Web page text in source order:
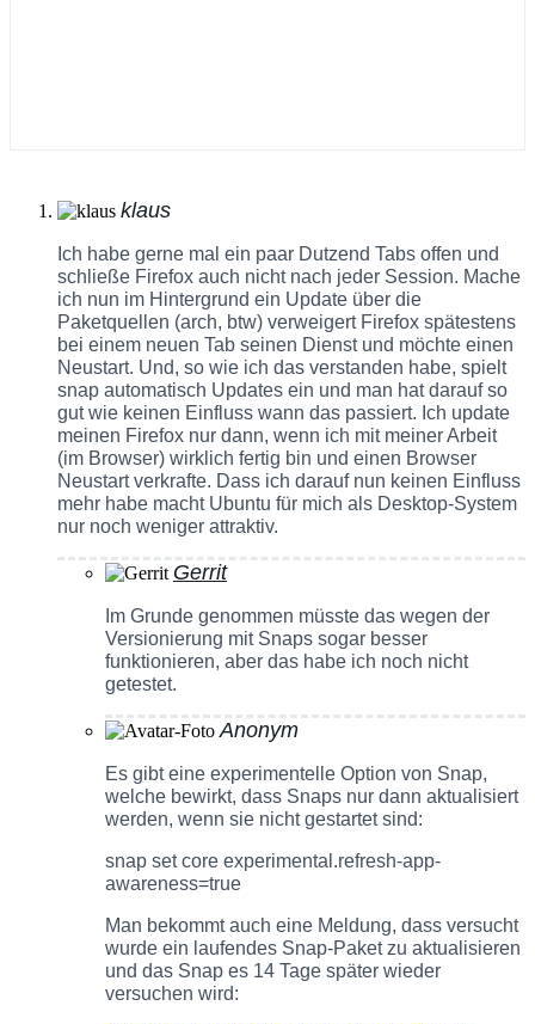
klaus
Ich habe gerne mal ein paar Dutzend Tabs offen und
schließe Firefox auch nicht nach jeder Session. Mache
ich nun im Hintergrund ein Update über die
Paketquellen (arch, btw) verweigert Firefox spätestens
bei einem neuen Tab seinen Dienst und möchte einen
Neustart. Und, so wie ich das verstanden habe, spielt
snap automatisch Updates ein und man hat darauf so
gut wie keinen Einfluss wann das passiert. Ich update
meinen Firefox nur dann, wenn ich mit meiner Arbeit
(im Browser) wirklich fertig bin und einen Browser
Neustart verkrafte. Dass ich darauf nun keinen Einfluss
mehr habe macht Ubuntu für mich als Desktop-System
nur noch weniger attraktiv.
Gerrit
Im Grunde genommen müsste das wegen der
Versionierung mit Snaps sogar besser
funktionieren, aber das habe ich noch nicht
getestet.
Anonym
Es gibt eine experimentelle Option von Snap,
welche bewirkt, dass Snaps nur dann aktualisiert
werden, wenn sie nicht gestartet sind:
snap set core experimental.refresh-app-
awareness=true
Man bekommt auch eine Meldung, dass versucht
wurde ein laufendes Snap-Paket zu aktualisieren
und das Snap es 14 Tage später wieder
versuchen wird: